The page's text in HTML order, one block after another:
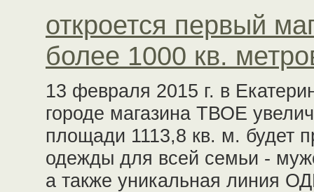
откроется первый
более 1000 кв.
13 февраля 2015 г. в
городе магазина ТВОЕ
площади 1113,8 кв. м. будет
одежды для всей семьи -
а также уникальная линия